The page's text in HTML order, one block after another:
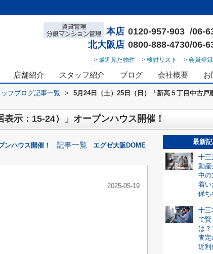
本店 0120-957-903 /06-
北大阪店 0800-888-4730/06-
> 最近見た物件 > 検討リスト > 会員登録
店舗紹介 スタッフ紹介 ブログ 会社概要 お
フブログ記事一覧 >
5月24日（土）25日（日）「新高５丁目中古戸
示：15-24）」オープンハウス開催！
ハウス開催！ 記事一覧
エグゼ大阪DOME
2025-05-19
最新
十三
動産
中の
着い
保ち
十三
で賢
は
査定
近利